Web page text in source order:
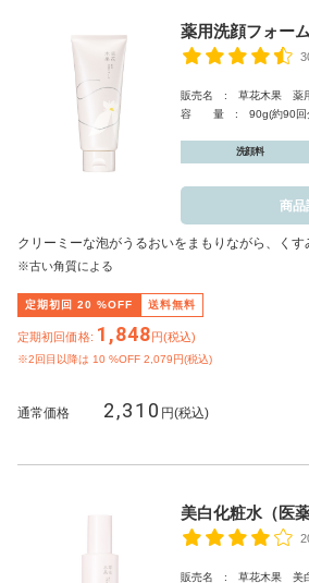
薬用洗顔フォー
販売名 : 草花木果 薬用
容 量 : 90g(約90回
洗顔料
商品
クリーミーな泡がうるおいをまもりながら、く
※古い角質による
定期初回 20 %OFF 送料無料
定期初回価格: 1,848円(税込)
※2回目以降は 10 %OFF 2,079円(税込)
通常価格 2,310 円(税込)
美白化粧水（医
販売名 : 草花木果 美